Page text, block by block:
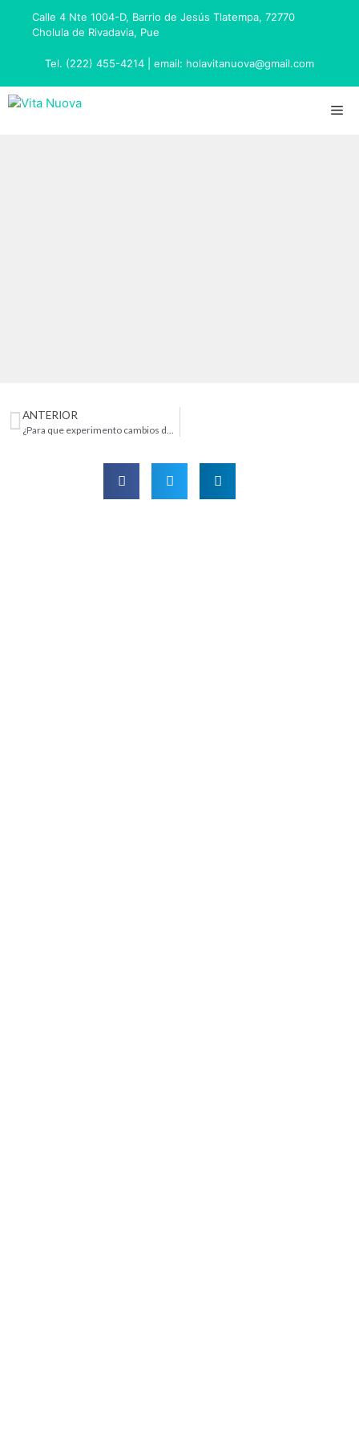
Calle 4 Nte 1004-D, Barrio de Jesús Tlatempa, 72770
Cholula de Rivadavia, Pue
Tel. (222) 455-4214 | email: holavitanuova@gmail.com
ANTERIOR
¿Para que experimento cambios durante el embarazo?